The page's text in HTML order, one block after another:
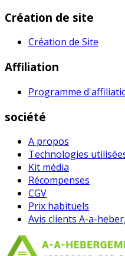
Création de site
Création de Site
Affiliation
Programme
société
A propos
Technologies
Kit média
Récompenses
CGV
Prix habituel​s
Avis clients A-a-